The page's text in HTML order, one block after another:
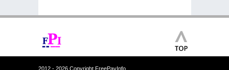
2012 - 2026 Copyright FreePayInfo